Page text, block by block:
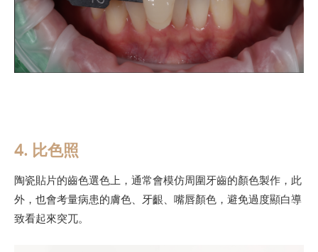
4. 比色照
陶瓷貼片的齒色選色上，通常會模仿周圍牙齒的顏色製作，此
外，也會考量病患的膚色、牙齦、嘴唇顏色，避免過度顯白導
致看起來突兀。